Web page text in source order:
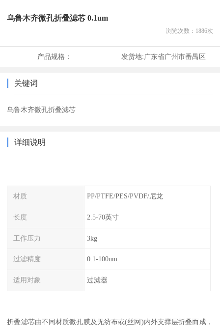
乌鲁木齐微孔折叠滤芯 0.1um
浏览次数： 1886次
产品规格： 发货地:广东省广州市番禺区
关键词
乌鲁木齐微孔折叠滤芯
详细说明
材质 PP/PTFE/PES/PVDF/尼龙
长度 2.5-70英寸
工作压力 3kg
过滤精度 0.1-100um
适用对象 过滤器
折叠滤芯由不同材质微孔膜及无纺布或(丝网)内外支撑层折叠而成，